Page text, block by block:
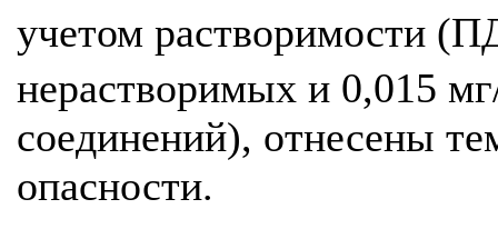
учетом растворимости
нерастворимых и 0,015
соединений), отнесены
опасности.